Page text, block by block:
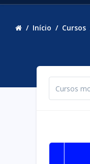
Início Cursos
Categorias de Cursos